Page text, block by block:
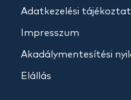
Adatkezelési
Impresszum
Akadálymentesítési
Elállás